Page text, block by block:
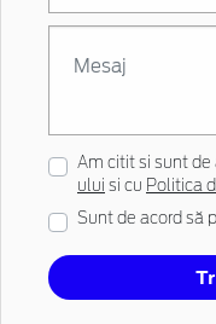
Am citit si sunt de
ului si cu Politica
Sunt de acord să